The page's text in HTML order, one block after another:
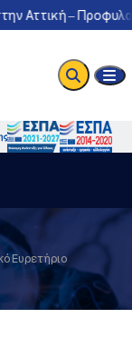
Αττική –
Ευρετήριο